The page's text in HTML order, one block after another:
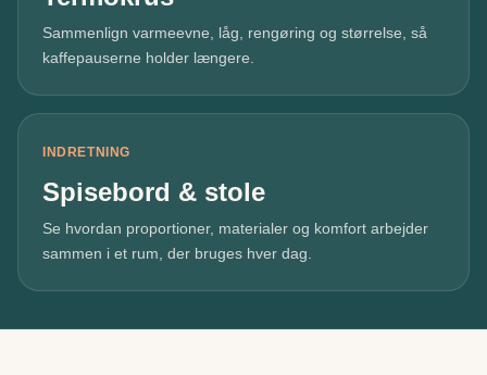
Sammenlign varmeevne, låg, rengøring og størrelse, så
kaffepauserne holder længere.
INDRETNING
Spisebord & stole
Se hvordan proportioner, materialer og komfort arbejder
sammen i et rum, der bruges hver dag.